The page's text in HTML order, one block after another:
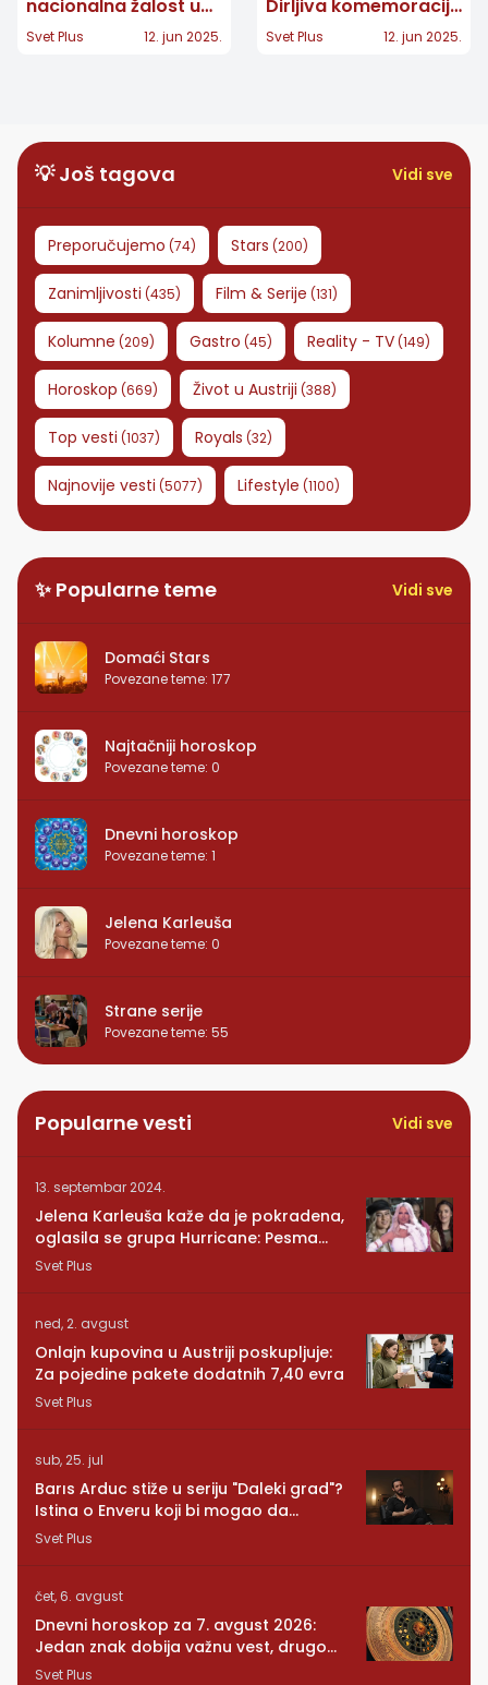
nacionalna žalost u
Austriji završena
Svet Plus 12. jun 2025.
Dirljiva komemoracija
za žrtve masakra u
Svet Plus 12. jun 2025.
💡 Još tagova Vidi sve
Preporučujemo (74) Stars (200)
Zanimljivosti (435) Film & Serije (131)
Kolumne (209) Gastro (45) Reality - TV(149)
Horoskop (669) Život u Austriji (388)
Top vesti (1037) Royals (32)
Najnovije vesti (5077) Lifestyle (1100)
✨ Popularne teme Vidi sve
Domaći Stars
Povezane teme: 177
Najtačniji horoskop
Povezane teme: 0
Dnevni horoskop
Povezane teme: 1
Jelena Karleuša
Povezane teme: 0
Strane serije
Povezane teme: 55
Popularne vesti Vidi sve
13. septembar 2024.
Jelena Karleuša kaže da je pokradena,
oglasila se grupa Hurricane: Pesma
RUNDE je naša!
Svet Plus
ned, 2. avgust
Onlajn kupovina u Austriji poskupljuje:
Za pojedine pakete dodatnih 7,40 evra
Svet Plus
sub, 25. jul
Barıs Arduc stiže u seriju "Daleki grad"?
Istina o Enveru koji bi mogao da
promeni sve
Svet Plus
čet, 6. avgust
Dnevni horoskop za 7. avgust 2026:
Jedan znak dobija važnu vest, drugom
se vraća osoba iz prošlosti
Svet Plus